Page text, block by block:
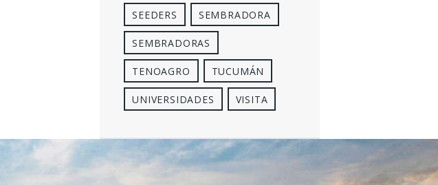
SEEDERS SEMBRADORA
SEMBRADORAS
TENOAGRO TUCUMÁN
UNIVERSIDADES VISITA